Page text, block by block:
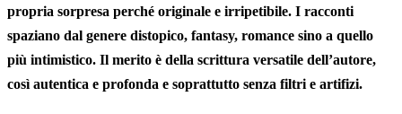
propria sorpresa perché originale e irripetibile. I racconti
spaziano dal genere distopico, fantasy, romance sino a quello
più intimistico. Il merito è della scrittura versatile dell’autore,
così autentica e profonda e soprattutto senza filtri e artifizi.